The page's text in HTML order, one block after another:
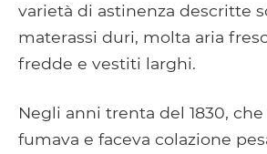
varietà di astinenza descritte
materassi duri, molta aria
fredde e vestiti larghi.
Negli anni trenta del 1830, che
fumava e faceva colazione